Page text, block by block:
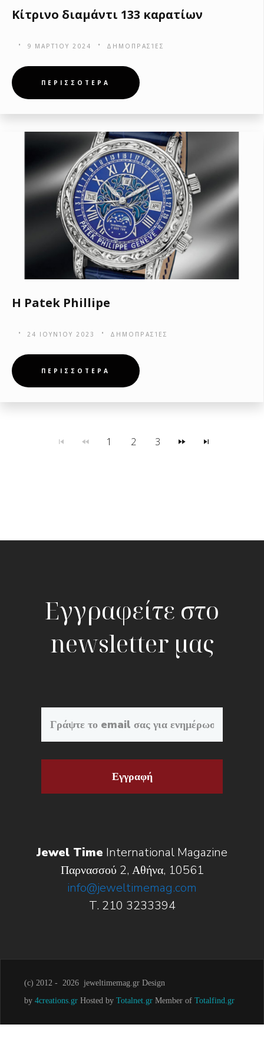
Κίτρινο διαμάντι 133 καρατίων
9 ΜΑΡΤΊΟΥ 2024 ΔΗΜΟΠΡΑΣΊΕΣ
ΠΕΡΙΣΣΟΤΕΡΑ
H Patek Phillipe
24 ΙΟΥΝΊΟΥ 2023 ΔΗΜΟΠΡΑΣΊΕΣ
ΠΕΡΙΣΣΟΤΕΡΑ
1 2 3
Εγγραφείτε στο
newsletter μας
Εγγραφή
Jewel Time International Magazine
Παρνασσού 2, Αθήνα, 10561
info@jeweltimemag.com
T. 210 3233394
(c) 2012 - 2026 jeweltimemag.gr Design
by 4creations.gr Hosted by Totalnet.gr Member of Totalfind.gr